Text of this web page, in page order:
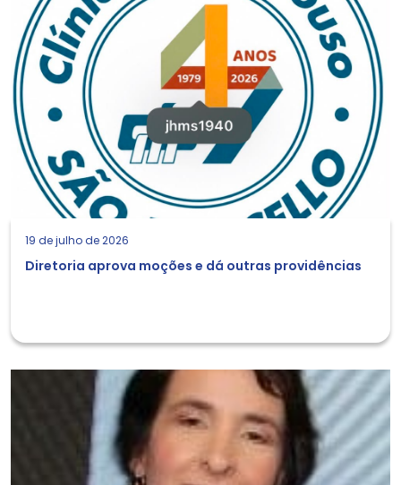
19 de julho de 2026
Diretoria aprova moções e dá outras providências